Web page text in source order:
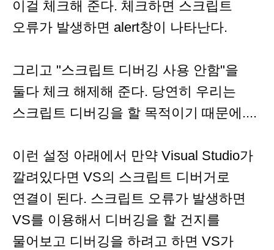
이걸 체크해 준다. 체크하면 스크립트
오류가 발생하면 alert창이 나타난다.
그리고 "스크립트 디버깅 사용 안함"을
둘다 체크 해제해 준다. 당연히 우리는
스크립트 디버깅을 할 목적이기 때문에....
이런 설정 아래에서 만약 Visual Studio가
깔려있다면 VS의 스크립트 디버거로
연결이 된다. 스크립트 오류가 발생하면
VS를 이용해서 디버깅을 할 건지를
물어보고 디버깅을 하려고 하면 VS가